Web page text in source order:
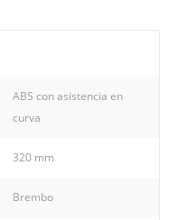
ABS con asistencia en
curva
320 mm
Brembo